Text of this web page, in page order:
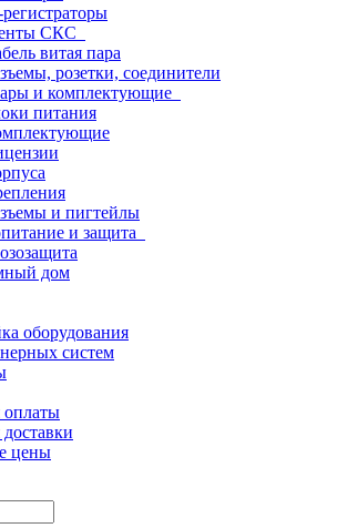
СКС
витая пара
розетки, соединители
и комплектующие
питания
и пигтейлы
и защита
дом
оборудования
систем
оплаты
цены